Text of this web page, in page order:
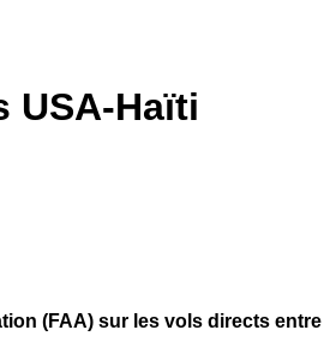
USA-Haïti
(FAA) sur les vols directs entre